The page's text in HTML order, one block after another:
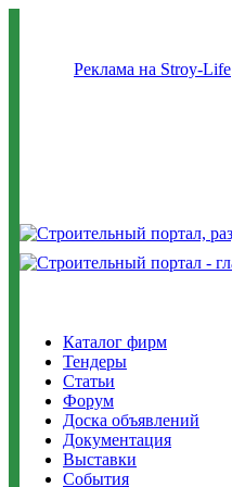
Реклама на Stroy-Life
Каталог фирм
Тендеры
Статьи
Форум
Доска объявлений
Документация
Выставки
События